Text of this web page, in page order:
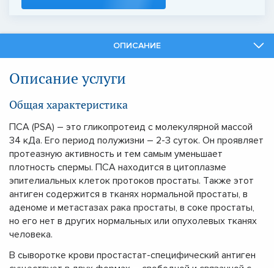
ОПИСАНИЕ
Описание услуги
Общая характеристика
ПСА (PSA) – это гликопротеид с молекулярной массой
34 кДа. Его период полужизни – 2-3 суток. Он проявляет
протеазную активность и тем самым уменьшает
плотность спермы. ПСА находится в цитоплазме
эпителиальных клеток протоков простаты. Также этот
антиген содержится в тканях нормальной простаты, в
аденоме и метастазах рака простаты, в соке простаты,
но его нет в других нормальных или опухолевых тканях
человека.
В сыворотке крови простастат-специфический антиген